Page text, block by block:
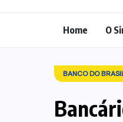
Home O
BANCO DO